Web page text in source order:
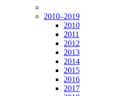
2010–2019
2010
2011
2012
2013
2014
2015
2016
2017